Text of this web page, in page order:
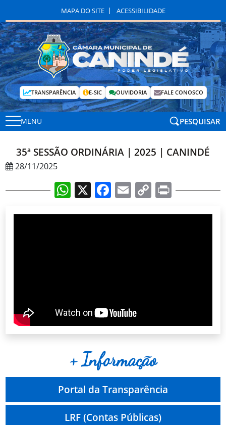
MAPA DO SITE ACESSIBILIDADE
TRANSPARÊNCIA E-SIC OUVIDORIA FALE CONOSCO
MENU PESQUISAR
35ª SESSÃO ORDINÁRIA | 2025 | CANINDÉ
28/11/2025
WhatsApp
X Facebook
EmailCopyPrint
+ Informação
Portal da Transparência
LRF (Contas Públicas)